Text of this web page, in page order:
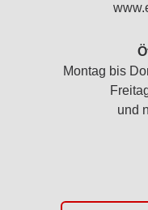
Montag bis
und